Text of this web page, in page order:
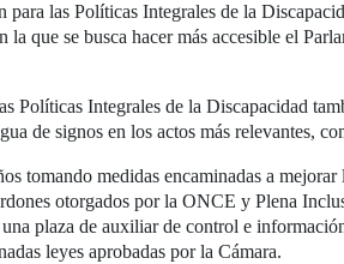
las Políticas Integrales de la
que se busca hacer más accesible el
Políticas Integrales de la Discapacidad
de signos en los actos más relevantes,
tomando medidas encaminadas a
otorgados por la ONCE y Plena
plaza de auxiliar de control e
leyes aprobadas por la Cámara.